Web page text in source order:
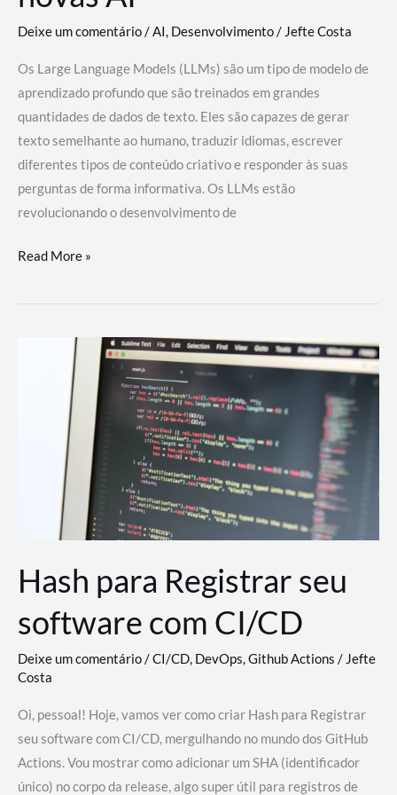
Deixe um comentário/AI, Desenvolvimento/ Jefte Costa
Os Large Language Models (LLMs) são um tipo de modelo de
aprendizado profundo que são treinados em grandes
quantidades de dados de texto. Eles são capazes de gerar
texto semelhante ao humano, traduzir idiomas, escrever
diferentes tipos de conteúdo criativo e responder às suas
perguntas de forma informativa. Os LLMs estão
revolucionando o desenvolvimento de
Large
Models
revolucionando
desenvolvimento
Read More »
Hash para Registrar seu
software com CI/CD
Deixe um comentário/CI/CD, DevOps,Github Actions /Jefte
Costa
Oi, pessoal! Hoje, vamos ver como criar Hash para Registrar
seu software com CI/CD, mergulhando no mundo dos GitHub
Actions. Vou mostrar como adicionar um SHA (identificador
único) no corpo da release, algo super útil para registros de